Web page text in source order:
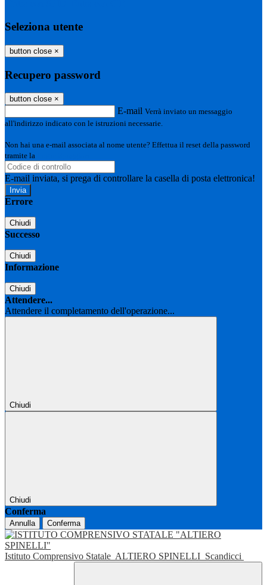
Seleziona utente
button close ×
Recupero password
button close ×
E-mail Verrà inviato un messaggio
all'indirizzo indicato con le istruzioni necessarie.
Non hai una e-mail associata al nome utente? Effettua il reset della password
tramite la
E-mail inviata, si prega di controllare la casella di posta elettronica!
Errore
Chiudi
Successo
Chiudi
Informazione
Chiudi
Attendere...
Attendere il completamento dell'operazione...
Chiudi
Chiudi
Conferma
Annulla Conferma
Istituto Comprensivo Statale ALTIERO SPINELLI Scandicci